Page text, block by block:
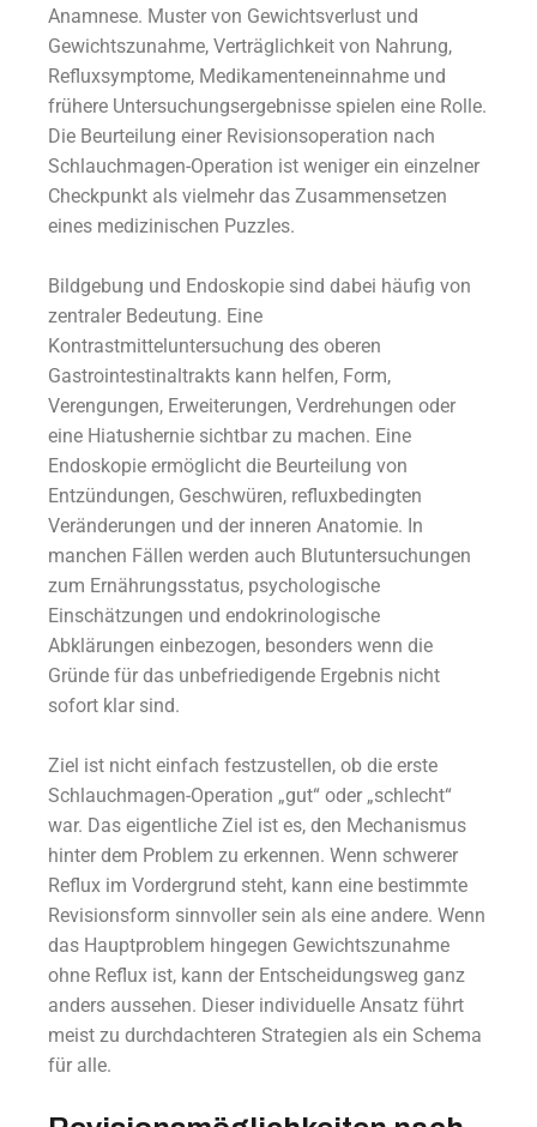
Anamnese. Muster von Gewichtsverlust und
Gewichtszunahme, Verträglichkeit von Nahrung,
Refluxsymptome, Medikamenteneinnahme und
frühere Untersuchungsergebnisse spielen eine Rolle.
Die Beurteilung einer Revisionsoperation nach
Schlauchmagen-Operation ist weniger ein einzelner
Checkpunkt als vielmehr das Zusammensetzen
eines medizinischen Puzzles.
Bildgebung und Endoskopie sind dabei häufig von
zentraler Bedeutung. Eine
Kontrastmitteluntersuchung des oberen
Gastrointestinaltrakts kann helfen, Form,
Verengungen, Erweiterungen, Verdrehungen oder
eine Hiatushernie sichtbar zu machen. Eine
Endoskopie ermöglicht die Beurteilung von
Entzündungen, Geschwüren, refluxbedingten
Veränderungen und der inneren Anatomie. In
manchen Fällen werden auch Blutuntersuchungen
zum Ernährungsstatus, psychologische
Einschätzungen und endokrinologische
Abklärungen einbezogen, besonders wenn die
Gründe für das unbefriedigende Ergebnis nicht
sofort klar sind.
Ziel ist nicht einfach festzustellen, ob die erste
Schlauchmagen-Operation „gut“ oder „schlecht“
war. Das eigentliche Ziel ist es, den Mechanismus
hinter dem Problem zu erkennen. Wenn schwerer
Reflux im Vordergrund steht, kann eine bestimmte
Revisionsform sinnvoller sein als eine andere. Wenn
das Hauptproblem hingegen Gewichtszunahme
ohne Reflux ist, kann der Entscheidungsweg ganz
anders aussehen. Dieser individuelle Ansatz führt
meist zu durchdachteren Strategien als ein Schema
für alle.